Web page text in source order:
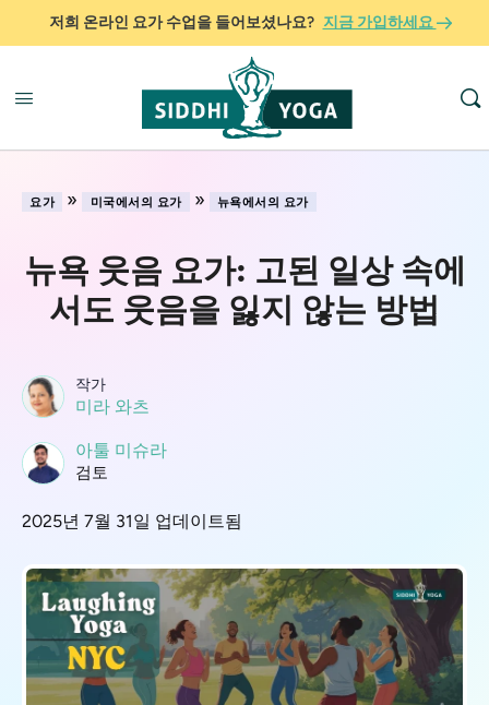
저희 온라인 요가 수업을 들어보셨나요? 지금 가입하세요
요가 » 미국에서의 요가 » 뉴욕에서의 요가
뉴욕 웃음 요가: 고된 일상 속에
서도 웃음을 잃지 않는 방법
작가
미라 와츠
아툴 미슈라
검토
2025년 7월 31일 업데이트됨